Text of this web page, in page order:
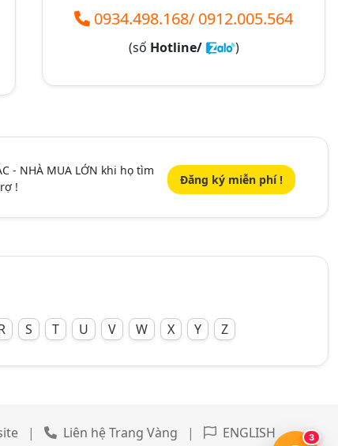
0934.498.168/ 0912.005.564
(số Hotline/ )
3
- NHÀ MUA LỚN khi họ tìm
! Đăng ký miễn phí !
S T U V W X Y Z
| Liên hệ Trang Vàng | ENGLISH